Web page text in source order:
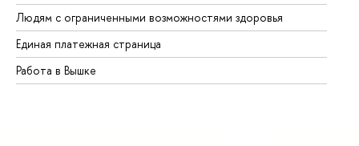
Людям с ограниченными возможностями здоровья
Единая платежная страница
Работа в Вышке